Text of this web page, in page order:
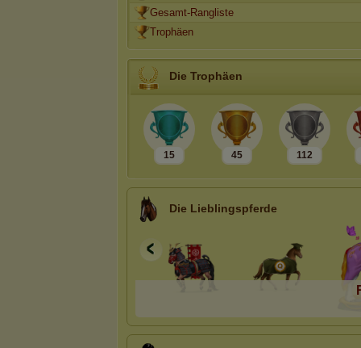
Gesamt-Rangliste
Trophäen
Die Trophäen
15 45 112
Die Lieblingspferde